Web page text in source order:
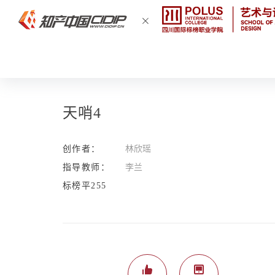
天哨4
创作者：
林欣瑶
指导教师：
李兰
标榜平255